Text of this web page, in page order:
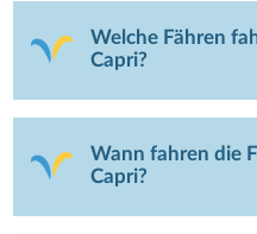
Welche Fähren
Capri?
Wann fahren die
Capri?